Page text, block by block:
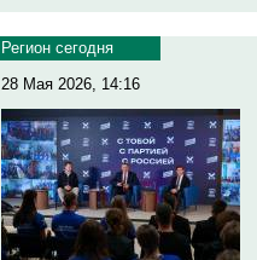
Регион сегодня
28 Мая 2026, 14:16